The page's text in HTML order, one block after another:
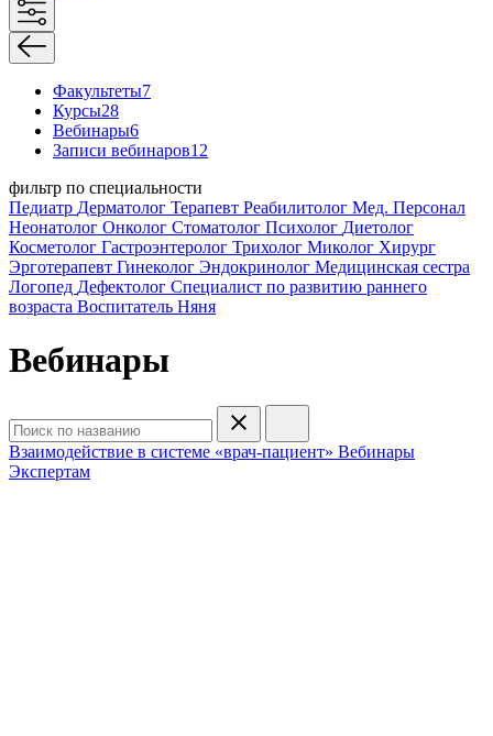
Факультеты7
Курсы28
Вебинары6
Записи вебинаров12
фильтр по специальности
Педиатр Дерматолог Терапевт Реабилитолог Мед. Персонал
Неонатолог Онколог Стоматолог Психолог Диетолог
Косметолог Гастроэнтеролог Трихолог Миколог Хирург
Эрготерапевт Гинеколог Эндокринолог Медицинская сестра
Логопед Дефектолог Специалист по развитию раннего
возраста Воспитатель Няня
Вебинары
Взаимодействие в системе «врач-пациент» Вебинары
Экспертам